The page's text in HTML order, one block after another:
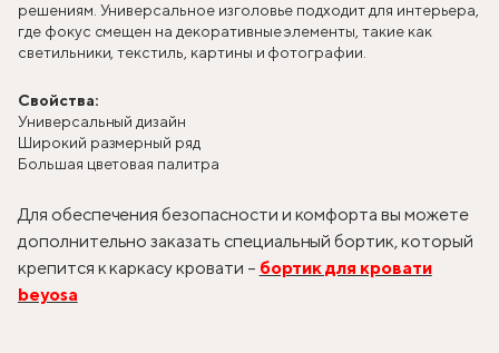
решениям. Универсальное изголовье подходит для интерьера,
где фокус смещен на декоративные элементы, такие как
светильники, текстиль, картины и фотографии.
Свойства:
Универсальный дизайн
Широкий размерный ряд
Большая цветовая палитра
Для обеспечения безопасности и комфорта вы можете
дополнительно заказать специальный бортик, который
крепится к каркасу кровати – бортик для кровати
beyosa